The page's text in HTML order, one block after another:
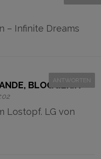
– Infinite Dreams
BLOGGERIN
ANTWORTEN
Lostopf. LG von